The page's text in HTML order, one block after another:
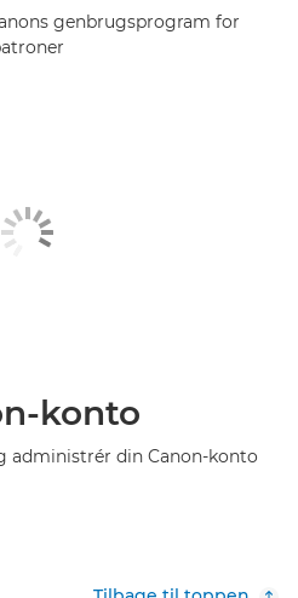
genbrugsprogram for
konto
administrér din Canon-konto